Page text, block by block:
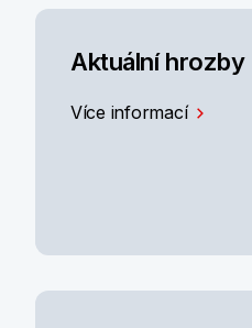
Aktuální hrozby
Více informací